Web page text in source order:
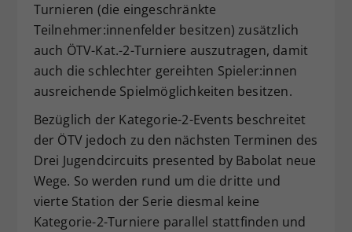
Turnieren (die eingeschränkte
Teilnehmer:innenfelder besitzen) zusätzlich
auch ÖTV-Kat.-2-Turniere auszutragen, damit
auch die schlechter gereihten Spieler:innen
ausreichende Spielmöglichkeiten besitzen.
Bezüglich der Kategorie-2-Events beschreitet
der ÖTV jedoch zu den nächsten Terminen des
Drei Jugendcircuits presented by Babolat neue
Wege. So werden rund um die dritte und
vierte Station der Serie diesmal keine
Kategorie-2-Turniere parallel stattfinden und